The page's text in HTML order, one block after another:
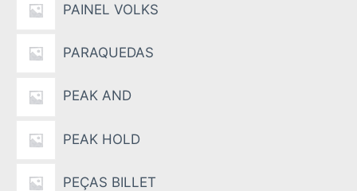
PAINEL VOLKS
PARAQUEDAS
PEAK AND
PEAK HOLD
PEÇAS BILLET